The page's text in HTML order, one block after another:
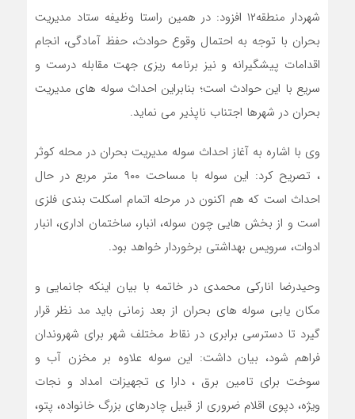
شهردار منطقه۱۲ افزود: در همین راستا وظیفه ستاد مدیریت
بحران با توجه به احتمال وقوع حوادث، حفظ آمادگی، انجام
اقدامات پیشگیرانه و نیز برنامه ریزی جهت مقابله درست و
سریع با این حوادث است؛ بنابراین احداث سوله های مدیریت
بحران در شهرها اجتناب ناپذیر می نماید.
وی با اشاره به آغاز احداث سوله مدیریت بحران در محله کوثر
، تصریح کرد: این سوله با مساحت ۹۰۰ متر مربع در حال
احداث است که هم اکنون در مرحله اتمام اسکلت بندی فلزی
است و از بخش هایی چون سوله، انبار، ساختمان اداری، انبار
ادوات، سرویس بهداشتی برخوردار خواهد بود.
وحیدرضا انارکی محمدی در خاتمه با بیان اینکه جانمایی و
مکان یابی سوله های بحران از بعد زمانی باید مد نظر قرار
گیرد تا دسترسی برابری در نقاط مختلف شهر برای شهروندان
فراهم شود، بیان داشت: این سوله علاوه بر مخزن آب و
سوخت برای تامین برق ، دارا ی تجهیزات امداد و نجات
ویژه، دپوی اقلام ضروری از قبیل چادرهای بزرگ خانواده، پتو،